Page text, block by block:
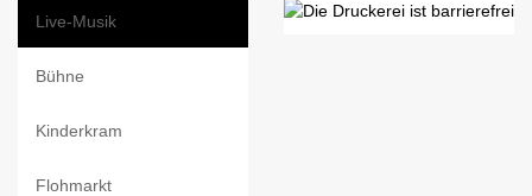
Live-Musik
Bühne
Kinderkram
Flohmarkt